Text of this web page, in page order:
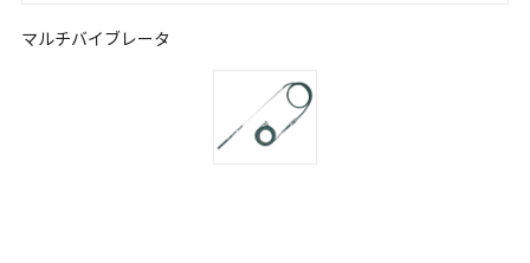
マルチバイブレータ